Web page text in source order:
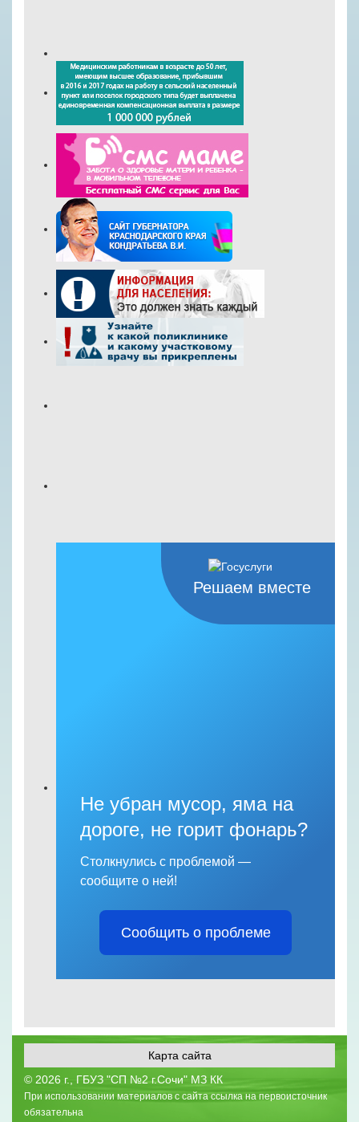
Решаем вместе
Не убран мусор, яма на
дороге, не горит фонарь?
Столкнулись с проблемой —
сообщите о ней!
Сообщить о проблеме
Карта сайта
© 2026 г., ГБУЗ "СП №2 г.Сочи" МЗ КК
При использовании материалов с сайта ссылка на первоисточник
обязательна